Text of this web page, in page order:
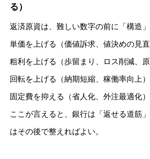
る）
返済原資は、難しい数字の前に「構造」
単価を上げる（価値訴求、値決めの見直
粗利を上げる（歩留まり、ロス削減、原
回転を上げる（納期短縮、稼働率向上）
固定費を抑える（省人化、外注最適化）
ここが言えると、銀行は「返せる道筋
はその後で整えればよい。